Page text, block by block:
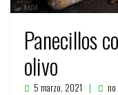
Panecillos
olivo
5 marzo, 2021